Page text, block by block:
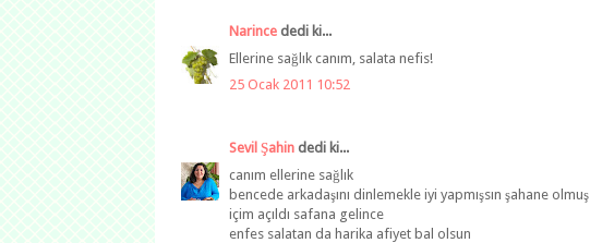
Narince dedi ki...
Ellerine sağlık canım, salata nefis!
25 Ocak 2011 10:52
Sevil Şahin dedi ki...
canım ellerine sağlık
bencede arkadaşını dinlemekle iyi yapmışsın şahane olmuş
içim açıldı safana gelince
enfes salatan da harika afiyet bal olsun